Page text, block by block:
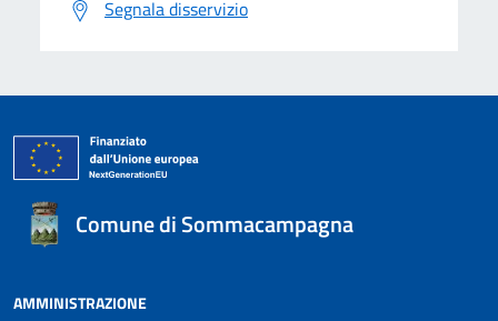
Segnala disservizio
Comune di Sommacampagna
AMMINISTRAZIONE